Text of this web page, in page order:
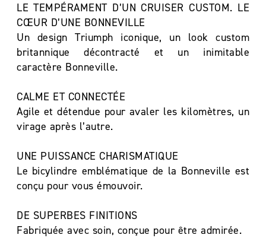
LE TEMPÉRAMENT D’UN CRUISER CUSTOM. LE
CŒUR D’UNE BONNEVILLE
Un design Triumph iconique, un look custom
britannique décontracté et un inimitable
caractère Bonneville.
CALME ET CONNECTÉE
Agile et détendue pour avaler les kilomètres, un
virage après l’autre.
UNE PUISSANCE CHARISMATIQUE
Le bicylindre emblématique de la Bonneville est
conçu pour vous émouvoir.
DE SUPERBES FINITIONS
Fabriquée avec soin, conçue pour être admirée.